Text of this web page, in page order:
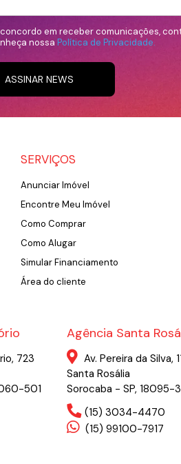
concordo em receber comunicações,
nossa Política de Privacidade.
ASSINAR NEWS
SERVIÇOS
Anunciar Imóvel
Encontre Meu Imóvel
Como Comprar
Como Alugar
Simular Financiamento
Área do cliente
723
501
Agência Santa
Av. Pereira da Silva,
Santa Rosália
Sorocaba - SP, 18095-
(15) 3034-4470
(15) 99100-7917